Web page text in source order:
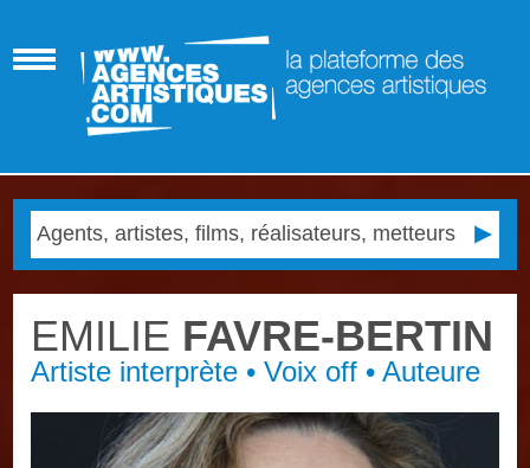
EMILIE FAVRE-BERTIN
Artiste interprète • Voix off • Auteure